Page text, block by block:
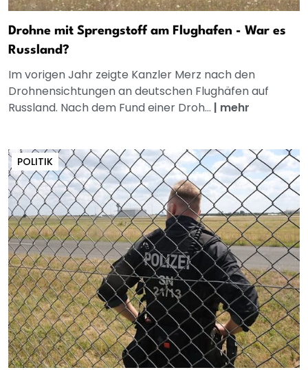
Drohne mit Sprengstoff am Flughafen - War es
Russland?
Im vorigen Jahr zeigte Kanzler Merz nach den
Drohnensichtungen an deutschen Flughäfen auf
Russland. Nach dem Fund einer Droh... | mehr
POLITIK